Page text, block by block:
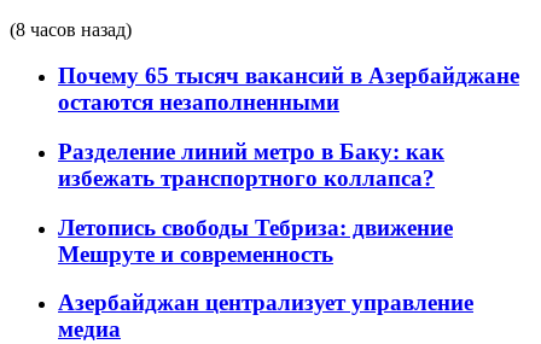
(8 часов назад)
Почему 65 тысяч вакансий в Азербайджане
остаются незаполненными
Разделение линий метро в Баку: как
избежать транспортного коллапса?
Летопись свободы Тебриза: движение
Мешруте и современность
Азербайджан централизует управление
медиа